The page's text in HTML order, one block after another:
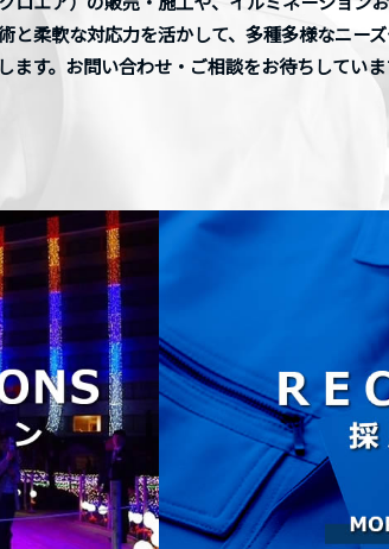
と柔軟な対応力を活かして、多種多様なニー
す。お問い合わせ・ご相談をお待ちしていま